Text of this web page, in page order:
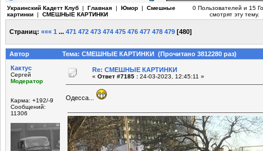
Украинский Кадетт Клуб | Главная | Юмор | Смешные
картинки | СМЕШНЫЕ КАРТИНКИ
0 Пользователей и 15
смотрят эту тему.
Страниц: ««« 1 ... 471 472 473 474 475 476 477 478 479 [480]
Автор
Тема: СМЕШНЫЕ КАРТИНКИ (Прочитано 3812280 раз)
Кактус
Сергей
Модератор
Карма: +192/-9
Сообщений:
11306
Re: СМЕШНЫЕ КАРТИНКИ
« Ответ #7185 : 24-03-2023, 12:45:11 »
Одесса...